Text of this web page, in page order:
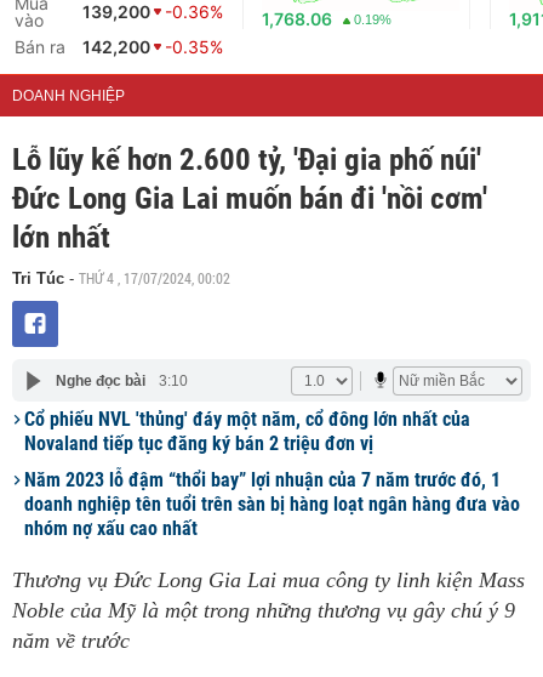
vào
139,200
-0.36%
Bán ra
142,200 -0.35%
1,768.06 0.19%
DOANH NGHIỆP
Lỗ lũy kế hơn 2.600 tỷ, 'Đại gia phố núi'
Đức Long Gia Lai muốn bán đi 'nồi cơm'
lớn nhất
Tri Túc - THỨ 4 , 17/07/2024, 00:02
Nghe đọc bài 3:10
Cổ phiếu NVL 'thủng' đáy một năm, cổ đông lớn nhất của
Novaland tiếp tục đăng ký bán 2 triệu đơn vị
Năm 2023 lỗ đậm “thổi bay” lợi nhuận của 7 năm trước đó, 1
doanh nghiệp tên tuổi trên sàn bị hàng loạt ngân hàng đưa vào
nhóm nợ xấu cao nhất
Thương vụ Đức Long Gia Lai mua công ty linh kiện Mass
Noble của Mỹ là một trong những thương vụ gây chú ý 9
năm về trước